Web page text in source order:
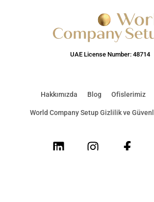
UAE License Number: 48714
Hakkımızda Blog Ofislerimiz
World Company Setup Gizlilik ve